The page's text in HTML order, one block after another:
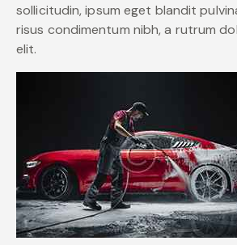
sollicitudin, ipsum eget blandit
risus condimentum nibh, a rutrum
elit.